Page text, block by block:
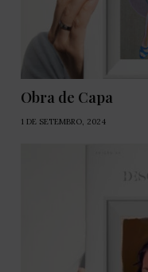
Obra de Capa
1 DE SETEMBRO, 2024